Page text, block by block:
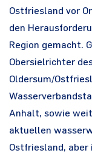
Ostfriesland vor
den
Region gemacht.
Obersielrichter
Oldersum/
Anhalt, sowie
aktuellen
Ostfriesland, aber